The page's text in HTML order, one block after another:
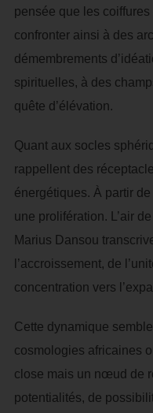
pensée que les coiffures
confronter ainsi à des
démembrements
spirituelles, à des
quête d’élévation.
Quant aux socles
rappellent des
énergétiques. À partir
une prolifération. L’air
Marius Dansou
l’accroissement, de
concentration vers
Cette dynamique
cosmologies africaines
close mais un nœud de
potentialités, de